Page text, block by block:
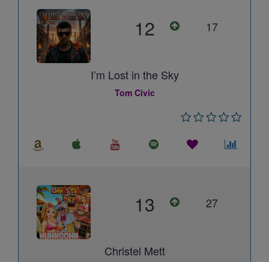
12 17
I’m Lost in the Sky
Tom Civic
13 27
Christel Mett